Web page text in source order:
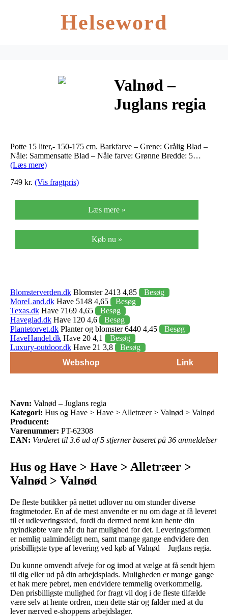
Helseword
Valnød –
Juglans regia
Potte 15 liter,- 150-175 cm. Barkfarve – Grene: Grålig Blad –
Nåle: Sammensatte Blad – Nåle farve: Grønne Bredde: 5…
(Læs mere)
749 kr. (Vis fragtpris)
Læs mere »
Køb nu »
Blomsterverden.dk Blomster 2413 4,85
Besøg
MoreLand.dk Have 5148 4,65
Besøg
Texas.dk Have 7169 4,65
Besøg
Haveglad.dk Have 120 4,6
Besøg
Plantetorvet.dk Planter og blomster 6440 4,45
Besøg
HaveHandel.dk Have 20 4,1
Besøg
Luxury-outdoor.dk Have 21 3,8
Besøg
Webshop
Link
Navn: Valnød – Juglans regia
Kategori: Hus og Have > Have > Alletræer > Valnød > Valnød
Producent:
Varenummer: PT-62308
EAN: Vurderet til 3.6 ud af 5 stjerner baseret på 36 anmeldelser
Hus og Have > Have > Alletræer >
Valnød > Valnød
De fleste butikker på nettet udlover nu om stunder diverse
fragtmetoder. En af de mest anvendte er nu om dage at få leveret
til et udleveringssted, fordi du dermed nemt kan hente din
nyindkøbte vare når du har mulighed for det. Leveringsformen
er nemlig ualmindeligt nem, samt mange gange endvidere den
prisbilligste type af levering ved køb af Valnød – Juglans regia.
Du kunne omvendt afveje for og imod at vælge at få sendt hjem
til dig eller ud på din arbejdsplads. Muligheden er mange gange
et hak mere pebret, men endvidere temmelig overkommelig.
Den prisbilligste mulighed for fragt vil dog i de fleste tilfælde
være selv at hente ordren, men dette står og falder med at du
lever nærved e-shoppens arbejdslager.